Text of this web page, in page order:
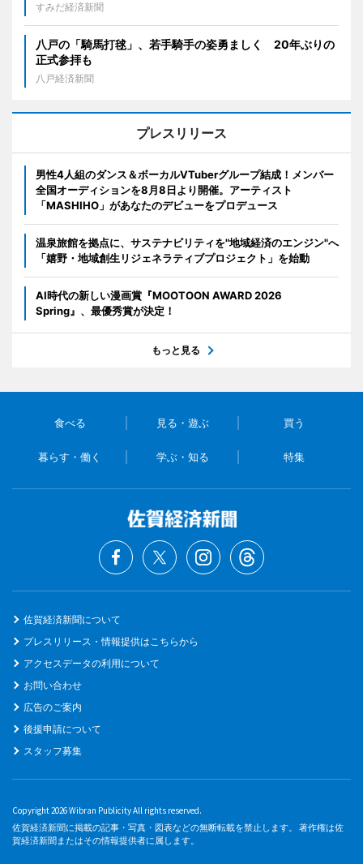
すみだ経済新聞
八戸の「騎馬打毬」、若手騎手の姿勇ましく 20年ぶりの
正式参拝も
八戸経済新聞
プレスリリース
男性4人組のダンス＆ボーカルVTuberグループ結成！メンバー
全国オーディションを8月8日より開催。アーティスト
「MASHIHO」があなたのデビューをプロデュース
温泉旅館を拠点に、サステナビリティを"地域経済のエンジン"へ
「嬉野・地域創生リジェネラティブプロジェクト」を始動
AI時代の新しい漫画賞『MOOTOON AWARD 2026
Spring』、最優秀賞が決定！
もっと見る
食べる 見る・遊ぶ 買う
暮らす・働く 学ぶ・知る 特集
佐賀経済新聞について
プレスリリース・情報提供はこちらから
アクセスデータの利用について
お問い合わせ
広告のご案内
後援申請について
スタッフ募集
Copyright 2026 Wibran Publicity All rights reserved.
佐賀経済新聞に掲載の記事・写真・図表などの無断転載を禁止します。 著作権は佐
賀経済新聞またはその情報提供者に属します。